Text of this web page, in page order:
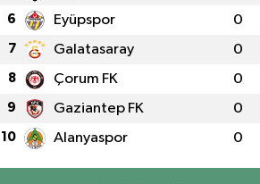
6 Eyüpspor 0
7 Galatasaray 0
8 Çorum FK 0
9 Gaziantep FK 0
10 Alanyaspor 0